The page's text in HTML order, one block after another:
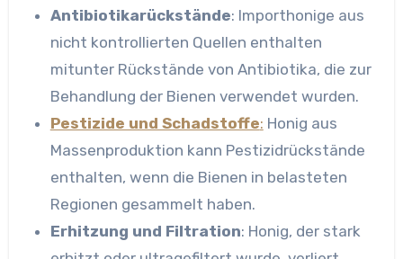
Antibiotikarückstände: Importhonige aus
nicht kontrollierten Quellen enthalten
mitunter Rückstände von Antibiotika, die zur
Behandlung der Bienen verwendet wurden.
Pestizide und Schadstoffe: Honig aus
Massenproduktion kann Pestizidrückstände
enthalten, wenn die Bienen in belasteten
Regionen gesammelt haben.
Erhitzung und Filtration: Honig, der stark